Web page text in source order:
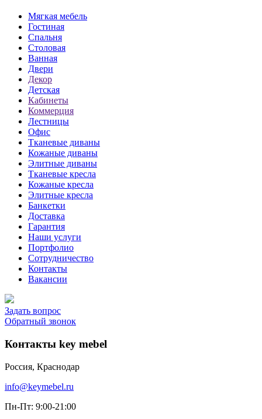
Мягкая мебель
Гостиная
Спальня
Столовая
Ванная
Двери
Декор
Детская
Кабинеты
Коммерция
Лестницы
Офис
Тканевые диваны
Кожаные диваны
Элитные диваны
Тканевые кресла
Кожаные кресла
Элитные кресла
Банкетки
Доставка
Гарантия
Наши услуги
Портфолио
Сотрудничество
Контакты
Вакансии
Задать вопрос
Обратный звонок
Контакты key mebel
Россия, Краснодар
info@keymebel.ru
Пн-Пт: 9:00-21:00